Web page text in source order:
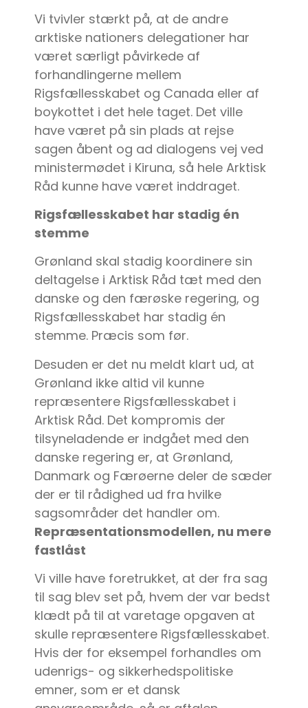
Vi tvivler stærkt på, at de andre
arktiske nationers delegationer har
været særligt påvirkede af
forhandlingerne mellem
Rigsfællesskabet og Canada eller af
boykottet i det hele taget. Det ville
have været på sin plads at rejse
sagen åbent og ad dialogens vej ved
ministermødet i Kiruna, så hele Arktisk
Råd kunne have været inddraget.
Rigsfællesskabet har stadig én
stemme
Grønland skal stadig koordinere sin
deltagelse i Arktisk Råd tæt med den
danske og den færøske regering, og
Rigsfællesskabet har stadig én
stemme. Præcis som før.
Desuden er det nu meldt klart ud, at
Grønland ikke altid vil kunne
repræsentere Rigsfællesskabet i
Arktisk Råd. Det kompromis der
tilsyneladende er indgået med den
danske regering er, at Grønland,
Danmark og Færøerne deler de sæder
der er til rådighed ud fra hvilke
sagsområder det handler om.
Repræsentationsmodellen, nu mere
fastlåst
Vi ville have foretrukket, at der fra sag
til sag blev set på, hvem der var bedst
klædt på til at varetage opgaven at
skulle repræsentere Rigsfællesskabet.
Hvis der for eksempel forhandles om
udenrigs- og sikkerhedspolitiske
emner, som er et dansk